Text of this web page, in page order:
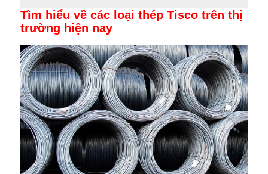
Tìm hiểu về các loại thép Tisco trên thị
trường hiện nay